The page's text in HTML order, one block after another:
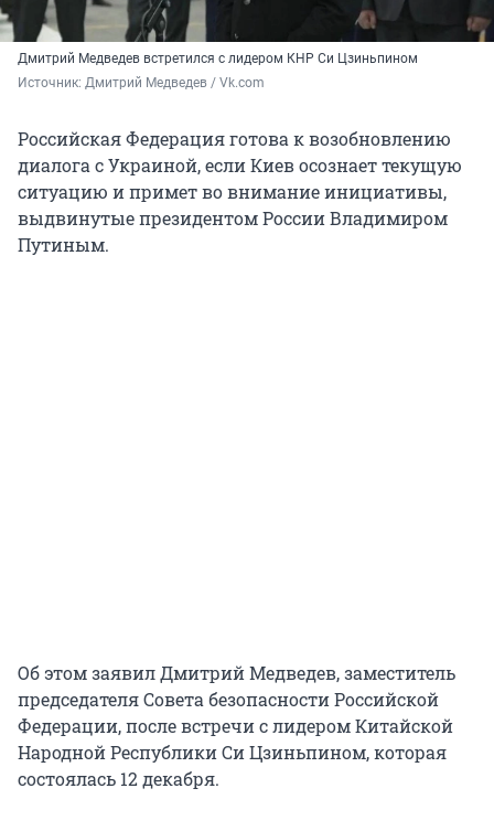
Дмитрий Медведев встретился с лидером КНР Си Цзиньпином
Источник: Дмитрий Медведев / Vk.com
Российская Федерация готова к возобновлению
диалога с Украиной, если Киев осознает текущую
ситуацию и примет во внимание инициативы,
выдвинутые президентом России Владимиром
Путиным.
Об этом заявил Дмитрий Медведев, заместитель
председателя Совета безопасности Российской
Федерации, после встречи с лидером Китайской
Народной Республики Си Цзиньпином, которая
состоялась 12 декабря.